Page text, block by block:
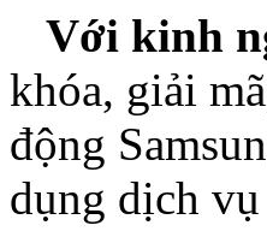
Với kinh
khóa, giải
động
dụng dịch